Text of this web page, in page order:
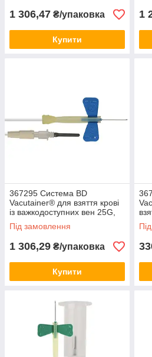
1 306,47 ₴/упаковка
Купити
1
367295 Система BD
Vacutainer® для взяття крові
із важкодоступних вен 25G,
178мм (50шт)
Під замовлення
1 306,29 ₴/упаковка
Купити